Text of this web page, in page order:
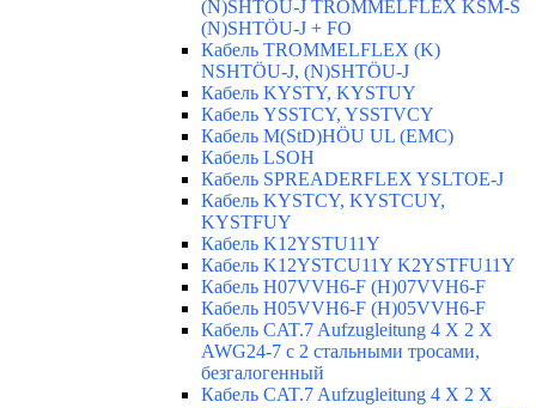
(N)SHTÖU-J TROMMELFLEX KSM-S
(N)SHTÖU-J + FO
Кабель TROMMELFLEX (K)
NSHTÖU-J, (N)SHTÖU-J
Кабель KYSTY, KYSTUY
Кабель YSSTCY, YSSTVCY
Кабель M(StD)HÖU UL (EMС)
Кабель LSOH
Кабель SPREADERFLEX YSLTOE-J
Кабель KYSTCY, KYSTCUY,
KYSTFUY
Кабель K12YSTU11Y
Кабель K12YSTCU11Y K2YSTFU11Y
Кабель H07VVH6-F (H)07VVH6-F
Кабель H05VVH6-F (H)05VVH6-F
Кабель CAT.7 Aufzugleitung 4 X 2 X
AWG24-7 c 2 стальными тросами,
безгалогенный
Кабель CAT.7 Aufzugleitung 4 X 2 X